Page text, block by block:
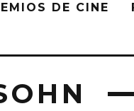
DE CINE